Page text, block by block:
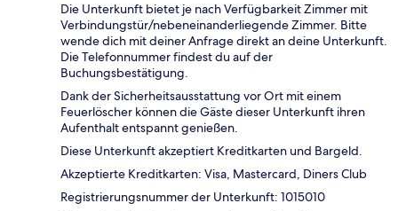
Die Unterkunft bietet je nach Verfügbarkeit Zimmer mit
Verbindungstür/nebeneinanderliegende Zimmer. Bitte
wende dich mit deiner Anfrage direkt an deine Unterkunft.
Die Telefonnummer findest du auf der
Buchungsbestätigung.
Dank der Sicherheitsausstattung vor Ort mit einem
Feuerlöscher können die Gäste dieser Unterkunft ihren
Aufenthalt entspannt genießen.
Diese Unterkunft akzeptiert Kreditkarten und Bargeld.
Akzeptierte Kreditkarten: Visa, Mastercard, Diners Club
Registrierungsnummer der Unterkunft: 1015010